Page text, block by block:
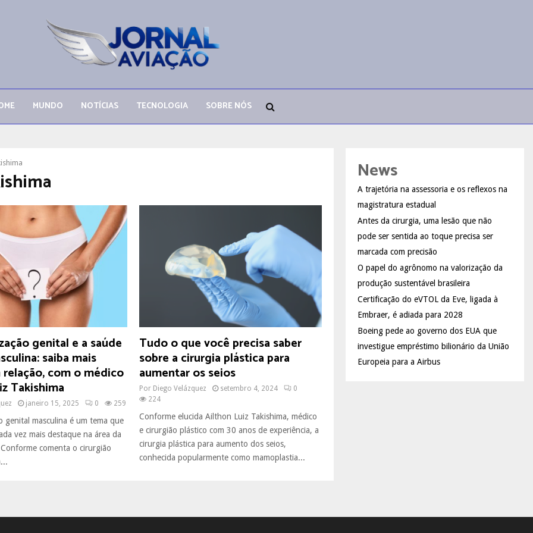
MUNDO NOTÍCIAS TECNOLOGIA SOBRE NÓS
genital e a saúde
saiba mais
relação, com o médico
Takishima
janeiro 15, 2025 0 259
genital masculina é um tema que
vez mais destaque na área da
comenta o cirurgião
Tudo o que você precisa saber
sobre a cirurgia plástica para
aumentar os seios
Por Diego Velázquez setembro 4, 2024
0
224
Conforme elucida Ailthon Luiz Takishima, médico
e cirurgião plástico com 30 anos de experiência, a
cirurgia plástica para aumento dos seios,
conhecida popularmente como mamoplastia...
News
A trajetória na assessoria e os reflexos na
magistratura estadual
Antes da cirurgia, uma lesão que não
pode ser sentida ao toque precisa ser
marcada com precisão
O papel do agrônomo na valorização da
produção sustentável brasileira
Certificação do eVTOL da Eve, ligada à
Embraer, é adiada para 2028
Boeing pede ao governo dos EUA que
investigue empréstimo bilionário da União
Europeia para a Airbus